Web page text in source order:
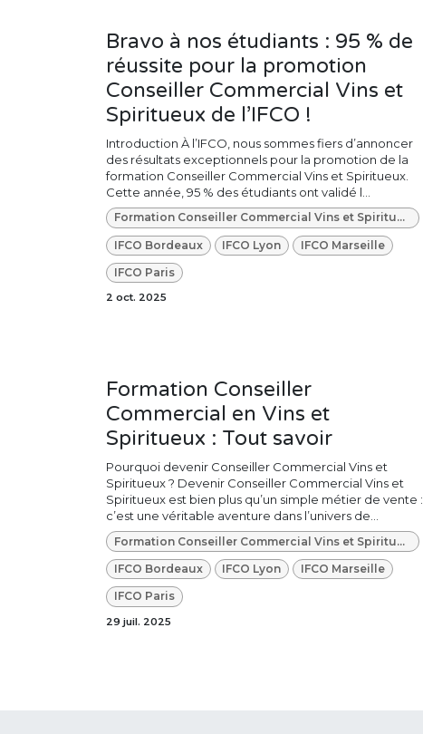
Bravo à nos étudiants : 95 % de
réussite pour la promotion
Conseiller Commercial Vins et
Spiritueux de l’IFCO !
Introduction À l’IFCO, nous sommes fiers d’annoncer
des résultats exceptionnels pour la promotion de la
formation Conseiller Commercial Vins et Spiritueux.
Cette année, 95 % des étudiants ont validé l...
Formation Conseiller Commercial Vins et Spiritueux
IFCO Bordeaux IFCO Lyon IFCO Marseille
IFCO Paris
2 oct. 2025
Formation Conseiller
Commercial en Vins et
Spiritueux : Tout savoir
Pourquoi devenir Conseiller Commercial Vins et
Spiritueux ? Devenir Conseiller Commercial Vins et
Spiritueux est bien plus qu’un simple métier de vente :
c’est une véritable aventure dans l’univers de...
Formation Conseiller Commercial Vins et Spiritueux
IFCO Bordeaux IFCO Lyon IFCO Marseille
IFCO Paris
29 juil. 2025